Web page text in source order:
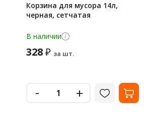
Корзина для мусора 14л,
черная, сетчатая
В наличии
328₽ за шт.
- +